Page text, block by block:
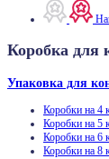
Коробка для
Упаковка для
Коробки на 4
Коробки на 5
Коробки на 6
Коробки на 8